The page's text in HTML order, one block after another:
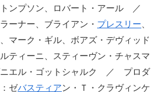
トンプソン、ロバート・アール ／
ーナー、ブライアン・ プレスリー
マーク・ギル、ボアズ・デヴィッド
ティーニ、スティーヴン・チャスマ
エル・ゴットシャルク ／ プロダ
ゼバスティアン・Ｔ・クラヴィンケ